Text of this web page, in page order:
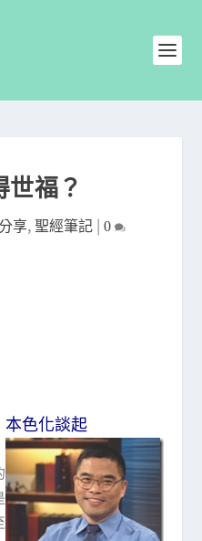
世福？
享, 聖經筆記| 0
本色化談起